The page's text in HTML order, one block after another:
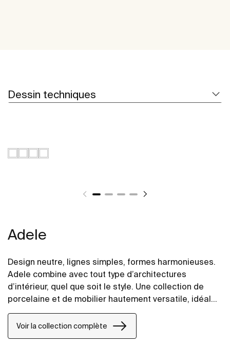
Dessin techniques
Adele
Design neutre, lignes simples, formes harmonieuses.
Adele combine avec tout type d’architectures
d’intérieur, quel que soit le style. Une collection de
porcelaine et de mobilier hautement versatile, idéale
pour renouveler la vie de la salle de bains avec la
certitude que son design perdurera dans le temps.
Voir la collection complète